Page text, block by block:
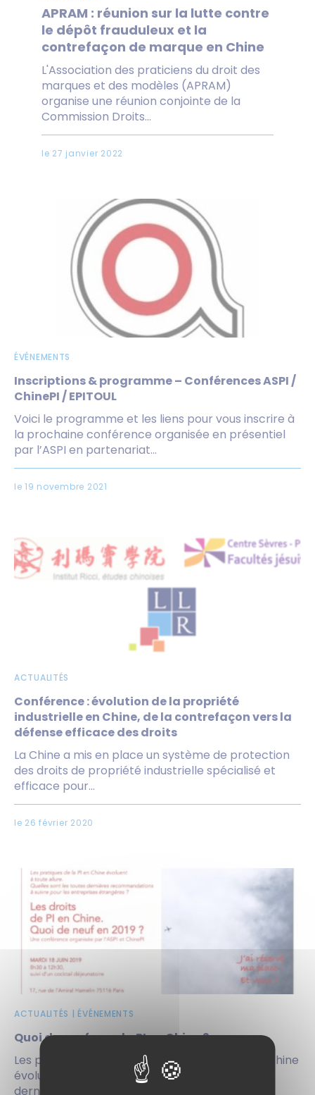
APRAM : réunion sur la lutte contre
le dépôt frauduleux et la
contrefaçon de marque en Chine
L'Association des praticiens du droit des
marques et des modèles (APRAM)
organise une réunion conjointe de la
Commission Droits...
le 27 janvier 2022
ÉVÉNEMENTS
Inscriptions & programme – Conférences ASPI /
ChinePI / EPITOUL
Voici le programme et les liens pour vous inscrire à
la prochaine conférence organisée en présentiel
par l’ASPI en partenariat...
le 19 novembre 2021
ACTUALITÉS
Conférence : évolution de la propriété
industrielle en Chine, de la contrefaçon vers la
défense efficace des droits
La Chine a mis en place un système de protection
des droits de propriété industrielle spécialisé et
efficace pour...
le 26 février 2020
ACTUALITÉS | ÉVÉNEMENTS
Quoi de neuf pour la PI en Chine ?
Les pratiques de la propriété intellectuelle en Chine
évoluent à toute allure. Quelles sont les toutes
dernières recommandations à suivre...